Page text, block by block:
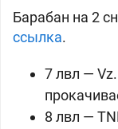
Барабан на 2
ссылка.
7 лвл —
8 лвл —